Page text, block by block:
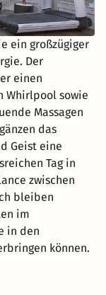
ein großzügiger
Der
einen
Whirlpool sowie
Massagen
das
Geist eine
Tag in
zwischen
bleiben
im
in den
können.